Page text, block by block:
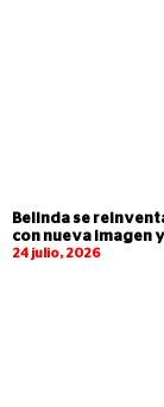
Belinda se
con nueva imagen
24 julio, 2026